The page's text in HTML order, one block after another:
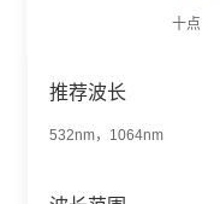
十点
推荐波长
532nm，1064nm